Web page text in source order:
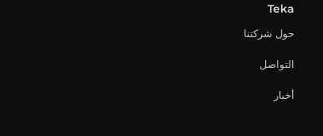
Teka
حول شركتنا
التواصل
أخبار